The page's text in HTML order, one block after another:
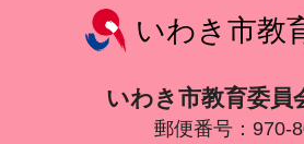
いわき市教
いわき市教育委員
郵便番号：970-